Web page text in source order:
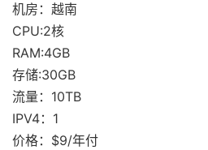
机房：越南
CPU:2核
RAM:4GB
存储:30GB
流量：10TB
IPV4：1
价格：$9/年付